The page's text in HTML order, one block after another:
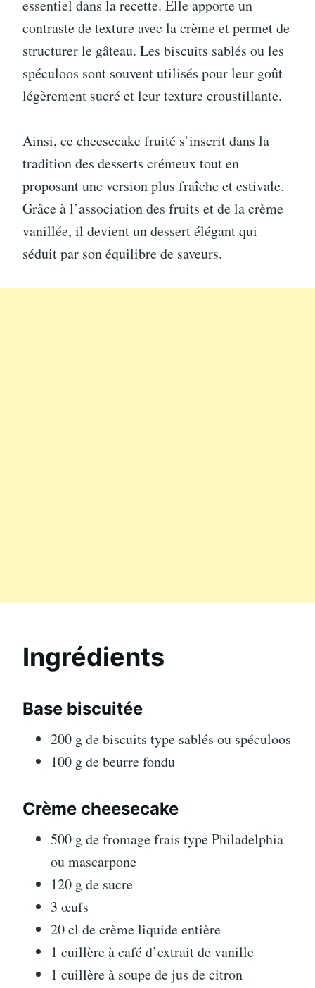
essentiel dans la recette. Elle apporte un
contraste de texture avec la crème et permet de
structurer le gâteau. Les biscuits sablés ou les
spéculoos sont souvent utilisés pour leur goût
légèrement sucré et leur texture croustillante.
Ainsi, ce cheesecake fruité s’inscrit dans la
tradition des desserts crémeux tout en
proposant une version plus fraîche et estivale.
Grâce à l’association des fruits et de la crème
vanillée, il devient un dessert élégant qui
séduit par son équilibre de saveurs.
Ingrédients
Base biscuitée
200 g de biscuits type sablés ou spéculoos
100 g de beurre fondu
Crème cheesecake
500 g de fromage frais type Philadelphia
ou mascarpone
120 g de sucre
3 œufs
20 cl de crème liquide entière
1 cuillère à café d’extrait de vanille
1 cuillère à soupe de jus de citron